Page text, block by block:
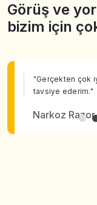
Görüş ve
bizim için
"Gerçekten çok
tavsiye ederim."
Narkoz Razor